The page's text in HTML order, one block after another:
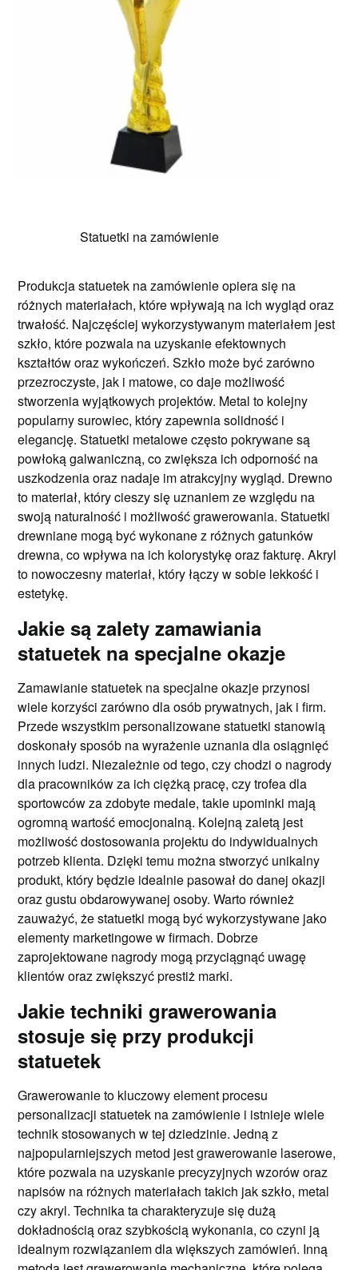
Statuetki na zamówienie
Produkcja statuetek na zamówienie opiera się na
różnych materiałach, które wpływają na ich wygląd oraz
trwałość. Najczęściej wykorzystywanym materiałem jest
szkło, które pozwala na uzyskanie efektownych
kształtów oraz wykończeń. Szkło może być zarówno
przezroczyste, jak i matowe, co daje możliwość
stworzenia wyjątkowych projektów. Metal to kolejny
popularny surowiec, który zapewnia solidność i
elegancję. Statuetki metalowe często pokrywane są
powłoką galwaniczną, co zwiększa ich odporność na
uszkodzenia oraz nadaje im atrakcyjny wygląd. Drewno
to materiał, który cieszy się uznaniem ze względu na
swoją naturalność i możliwość grawerowania. Statuetki
drewniane mogą być wykonane z różnych gatunków
drewna, co wpływa na ich kolorystykę oraz fakturę. Akryl
to nowoczesny materiał, który łączy w sobie lekkość i
estetykę.
Jakie są zalety zamawiania
statuetek na specjalne okazje
Zamawianie statuetek na specjalne okazje przynosi
wiele korzyści zarówno dla osób prywatnych, jak i firm.
Przede wszystkim personalizowane statuetki stanowią
doskonały sposób na wyrażenie uznania dla osiągnięć
innych ludzi. Niezależnie od tego, czy chodzi o nagrody
dla pracowników za ich ciężką pracę, czy trofea dla
sportowców za zdobyte medale, takie upominki mają
ogromną wartość emocjonalną. Kolejną zaletą jest
możliwość dostosowania projektu do indywidualnych
potrzeb klienta. Dzięki temu można stworzyć unikalny
produkt, który będzie idealnie pasował do danej okazji
oraz gustu obdarowywanej osoby. Warto również
zauważyć, że statuetki mogą być wykorzystywane jako
elementy marketingowe w firmach. Dobrze
zaprojektowane nagrody mogą przyciągnąć uwagę
klientów oraz zwiększyć prestiż marki.
Jakie techniki grawerowania
stosuje się przy produkcji
statuetek
Grawerowanie to kluczowy element procesu
personalizacji statuetek na zamówienie i istnieje wiele
technik stosowanych w tej dziedzinie. Jedną z
najpopularniejszych metod jest grawerowanie laserowe,
które pozwala na uzyskanie precyzyjnych wzorów oraz
napisów na różnych materiałach takich jak szkło, metal
czy akryl. Technika ta charakteryzuje się dużą
dokładnością oraz szybkością wykonania, co czyni ją
idealnym rozwiązaniem dla większych zamówień. Inną